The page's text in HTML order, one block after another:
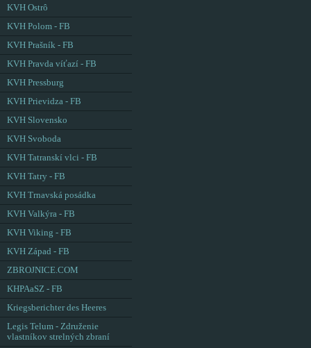
KVH Ostrô
KVH Polom - FB
KVH Prašník - FB
KVH Pravda víťazí - FB
KVH Pressburg
KVH Prievidza - FB
KVH Slovensko
KVH Svoboda
KVH Tatranskí vlci - FB
KVH Tatry - FB
KVH Trnavská posádka
KVH Valkýra - FB
KVH Viking - FB
KVH Západ - FB
ZBROJNICE.COM
KHPAaSZ - FB
Kriegsberichter des Heeres
Legis Telum - Združenie
vlastníkov strelných zbraní